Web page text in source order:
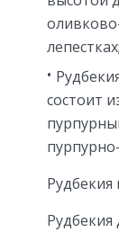
лепестках;
состоит
Рудбекия
Рудбекия